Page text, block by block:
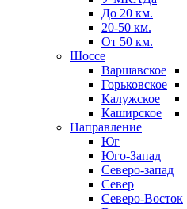
До 20 км.
20-50 км.
От 50 км.
Шоссе
Варшавское
Горьковское
Калужское
Каширское
Направление
Юг
Юго-Запад
Северо-запад
Север
Северо-Восток